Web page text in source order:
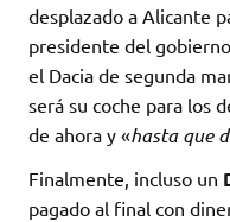
desplazado a Alicante
presidente del
el Dacia de segunda
será su coche para los
de ahora y «hasta que
Finalmente, incluso un
pagado al final con